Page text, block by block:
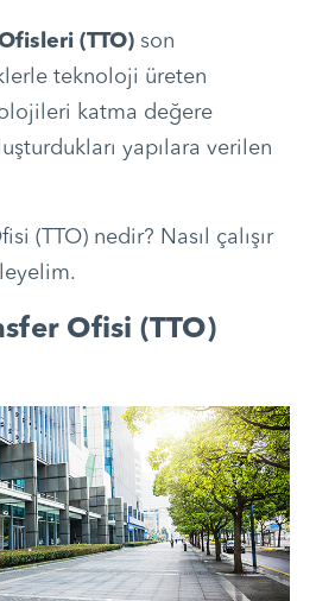
(TTO)son
teknoloji üreten
katma değere
yapılara verilen
(TTO) nedir? Nasıl çalışır
Ofisi (TTO)